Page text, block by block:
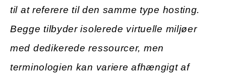
til at referere til den samme type hosting.
Begge tilbyder isolerede virtuelle miljøer
med dedikerede ressourcer, men
terminologien kan variere afhængigt af